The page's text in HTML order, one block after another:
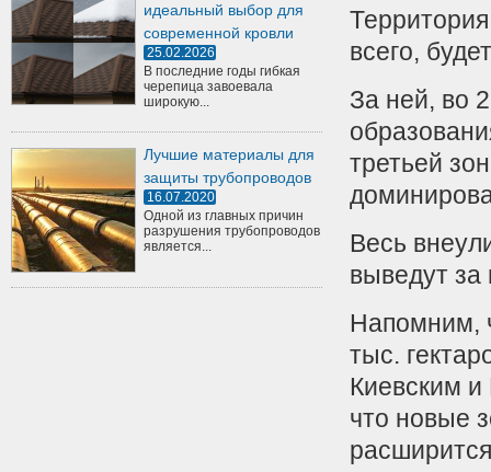
идеальный выбор для
современной кровли
25.02.2026
В последние годы гибкая
черепица завоевала
широкую...
Лучшие материалы для
защиты трубопроводов
16.07.2020
Одной из главных причин
разрушения трубопроводов
является...
всего,
За ней, во
третьей
Весь
выведут
Напомним,
тыс.
Киевским
что новые